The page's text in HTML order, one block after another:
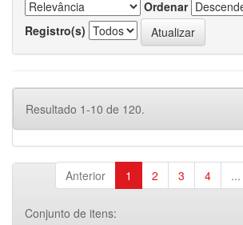
Ordenar
Registro(s)
Resultado 1-10 de 120.
Anterior 1 2 3 4 ...
Conjunto de itens: